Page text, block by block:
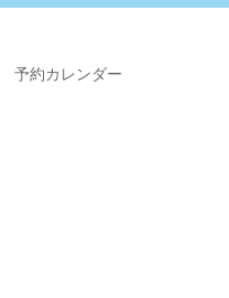
予約カレンダー